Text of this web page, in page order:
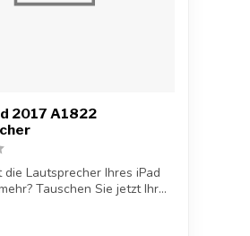
2017 A1822
die Lautsprecher Ihres iPad
Tauschen Sie jetzt Ihr...